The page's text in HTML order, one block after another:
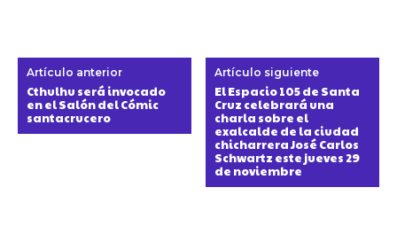
Artículo anterior
Cthulhu será invocado
en el Salón del Cómic
santacrucero
Artículo siguiente
El Espacio 105 de Santa
Cruz celebrará una
charla sobre el
exalcalde de la ciudad
chicharrera José Carlos
Schwartz este jueves 29
de noviembre